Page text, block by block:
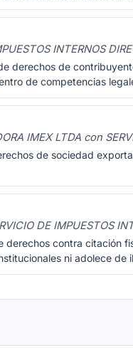
INTERNOS
derechos de
de competencias
IMEX LTDA con
de sociedad
DE IMPUESTOS
derechos contra citación
ni adolece de